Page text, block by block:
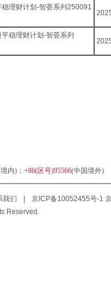
理财计划-智荟系列250091
稳理财计划-智荟系列
内)； +86(区号)95566(中国境外)
我们 京ICP备10052455号-1
Reserved.